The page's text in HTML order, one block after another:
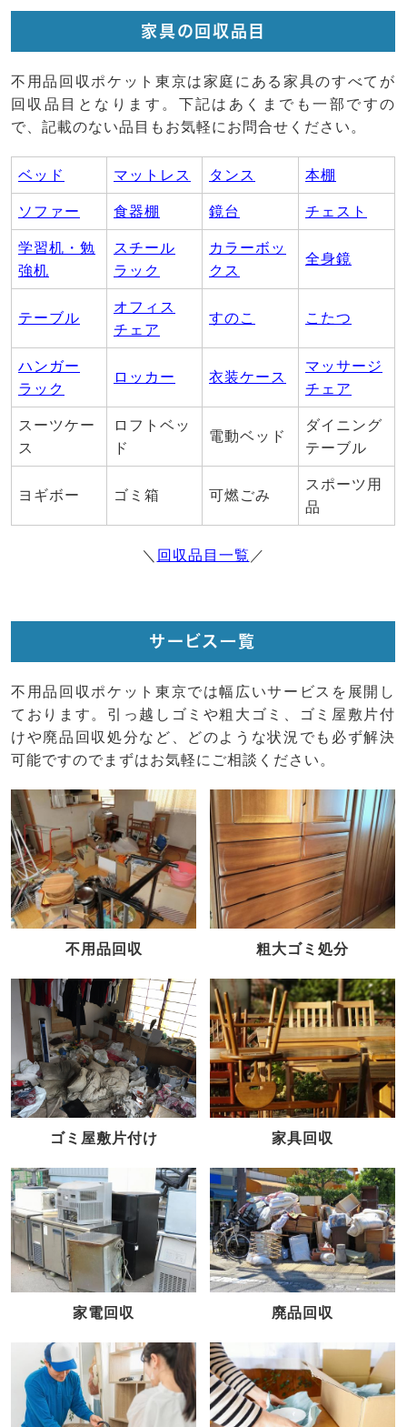
家具の回収品目
不用品回収ポケット東京は家庭にある家具のすべてが
回収品目となります。下記はあくまでも一部ですの
で、記載のない品目もお気軽にお問合せください。
ベッド マットレス タンス 本棚
ソファー 食器棚 鏡台 チェスト
学習机・勉
強机
スチール
ラック
カラーボッ
クス
全身鏡
テーブル
オフィス
チェア
すのこ こたつ
ハンガー
ラック
ロッカー 衣装ケース
マッサージ
チェア
スーツケー
ス
ロフトベッ
ド
電動ベッド
ダイニング
テーブル
ヨギボー ゴミ箱 可燃ごみ
スポーツ用
品
＼ 回収品目一覧 ／
サービス一覧
不用品回収ポケット東京では幅広いサービスを展開し
ております。引っ越しゴミや粗大ゴミ、ゴミ屋敷片付
けや廃品回収処分など、どのような状況でも必ず解決
可能ですのでまずはお気軽にご相談ください。
不用品回収 粗大ゴミ処分
ゴミ屋敷片付け 家具回収
家電回収 廃品回収